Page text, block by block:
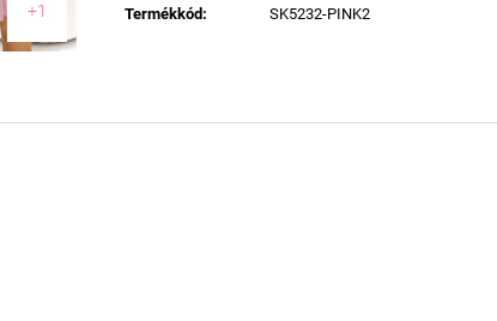
Termékkód: SK5232-PINK2
+1